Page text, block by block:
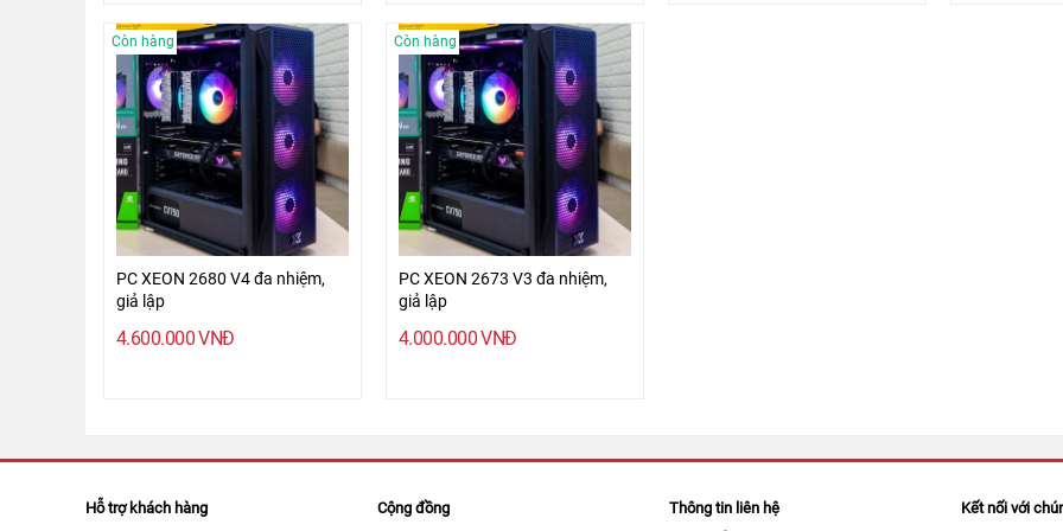
PC XEON 2680 V4 đa nhiệm,
giả lập
Còn hàng
4.600.000VNĐ
PC XEON 2673 V3 đa nhiệm,
giả lập
Còn hàng
4.000.000VNĐ
Hỗ trợ khách hàng Cộng đồng Thông tin liên hệ Kết nối với